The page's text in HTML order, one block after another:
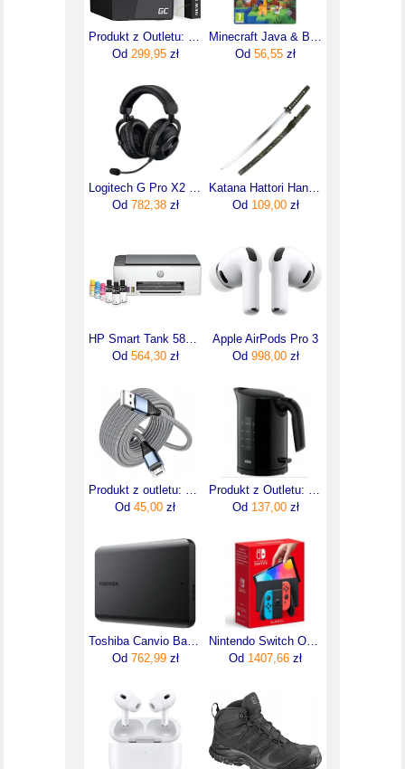
Produkt z Outletu: Greencell Zasilacz Awaryjny Ups 2000Va 1200W Power Proof Z Wyświetlaczem Lcd
Od 299,95zł
Minecraft Java & Bedrock Edition (Digital)
Od 56,55 zł
Logitech G Pro X2 Lightspeed Czarne (981-001263)
Od 782,38zł
Katana Hattori Hanzo Nero Hh029 Nero Replika Miecza Samurajskiego
Od 109,00zł
HP Smart Tank 580 AiO (1F3Y2A)
Od 564,30zł
Apple AirPods Pro 3
Od 998,00zł
Produkt z outletu: Kabel USB USB A Bohconn 8 metrów ładowanie i transmisja danych
Od 45,00 zł
Produkt z Outletu: Czajnik Elektryczny Bezprzewodowy 2200W PurEase Braun WK3000WBK
Od 137,00zł
Toshiba Canvio Basics 4TB Czarny HDTB540EK3CA
Od 762,99zł
Nintendo Switch OLED Neon Red/Blue
Od 1407,66 zł